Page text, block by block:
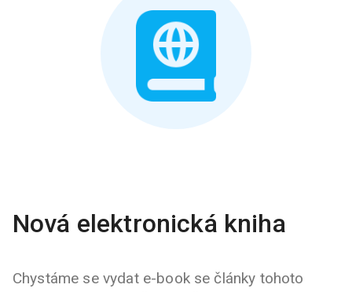
Nová elektronická kniha
Chystáme se vydat e-book se články tohoto